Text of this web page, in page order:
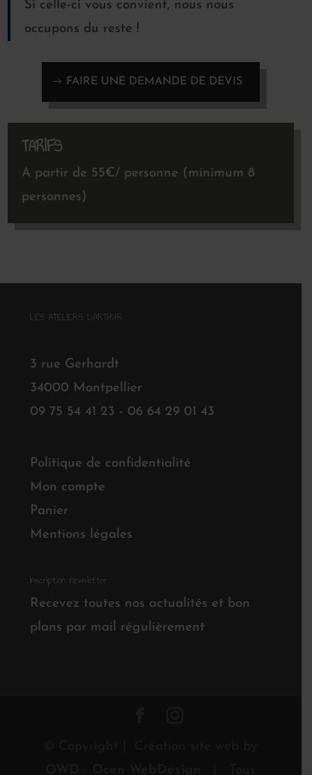
Si celle-ci vous convient, nous nous
occupons du reste !
FAIRE UNE DEMANDE DE DEVIS
TARIFS
A partir de 55€/ personne (minimum 8
personnes)
LES ATELIERS D'ARTHUR
3 rue Gerhardt
34000 Montpellier
09 75 54 41 23 - 06 64 29 01 43
Politique de confidentialité
Mon compte
Panier
Mentions légales
Inscription newsletter
Recevez toutes nos actualités et bon
plans par mail régulièrement